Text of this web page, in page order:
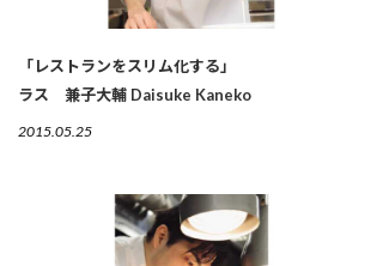
「レストランをスリム化する」
ラス 兼子大輔 Daisuke Kaneko
2015.05.25